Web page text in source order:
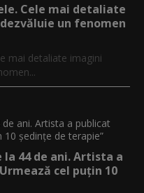
Cele mai detaliate
un fenomen
mai detaliate imagini
44 de ani. Artista a
cel puțin 10